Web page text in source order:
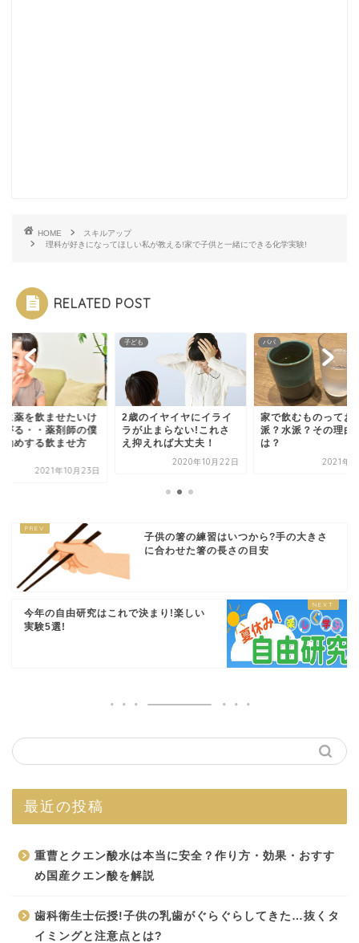
HOME
スキルアップ
理科が好きになってほしい私が教える!家で子供と一緒にできる化学実験!
RELATED POST
に薬を飲ませたいけ
がる・・薬剤師の僕
勧めする飲ませ方
2021年10月23日
子ども
2歳のイヤイヤにイライ
ラが止まらない!これさ
え抑えれば大丈夫！
2020年10月22日
パパ
家で飲むものってお
派？水派？その理由
は？
2021年7
子供の箸の練習はいつから?手の大きさ
に合わせた箸の長さの目安
今年の自由研究はこれで決まり!楽しい
実験5選!
最近の投稿
重曹とクエン酸水は本当に安全？作り方・効果・おすす
め国産クエン酸を解説
歯科衛生士伝授!子供の乳歯がぐらぐらしてきた…抜くタ
イミングと注意点とは?